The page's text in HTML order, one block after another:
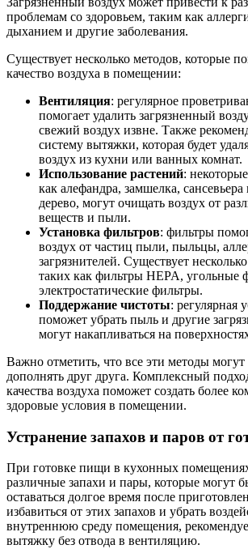
проблемам со здоровьем, таким как
дыханием и другие заболевания.
Существует несколько методов, которые
качество воздуха в помещении:
Вентиляция: регулярное
помогает удалить загрязненный
свежий воздух извне. Также
систему вытяжки, которая будет
воздух из кухни или ванных комнат.
Использование растений:
как алефандра, замшелка,
дерево, могут очищать воздух от
веществ и пыли.
Установка фильтров: фильтры
воздух от частиц пыли, пыльцы,
загрязнителей. Существует
таких как фильтры HEPA, угольные
электростатические фильтры.
Поддержание чистоты: регулярная
поможет убрать пыль и другие
могут накапливаться на
Важно отметить, что все эти методы могут
дополнять друг друга. Комплексный
качества воздуха поможет создать более
здоровые условия в помещении.
Устранение запахов и паров от
При готовке пищи в кухонных
различные запахи и пары, которые могут
оставаться долгое время после
избавиться от этих запахов и убрать
внутреннюю среду помещения,
вытяжку без отвода в вентиляцию.